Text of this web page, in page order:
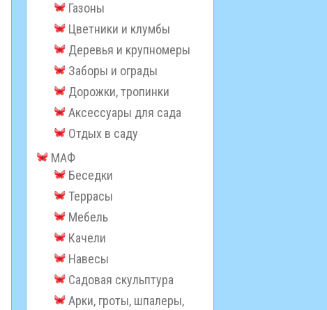
Газоны
Цветники и клумбы
Деревья и крупномеры
Заборы и ограды
Дорожки, тропинки
Аксессуары для сада
Отдых в саду
МАФ
Беседки
Террасы
Мебель
Качели
Навесы
Садовая скульптура
Арки, гроты, шпалеры,